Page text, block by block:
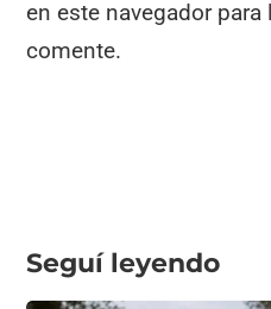
en este navegador
comente.
Seguí leyendo